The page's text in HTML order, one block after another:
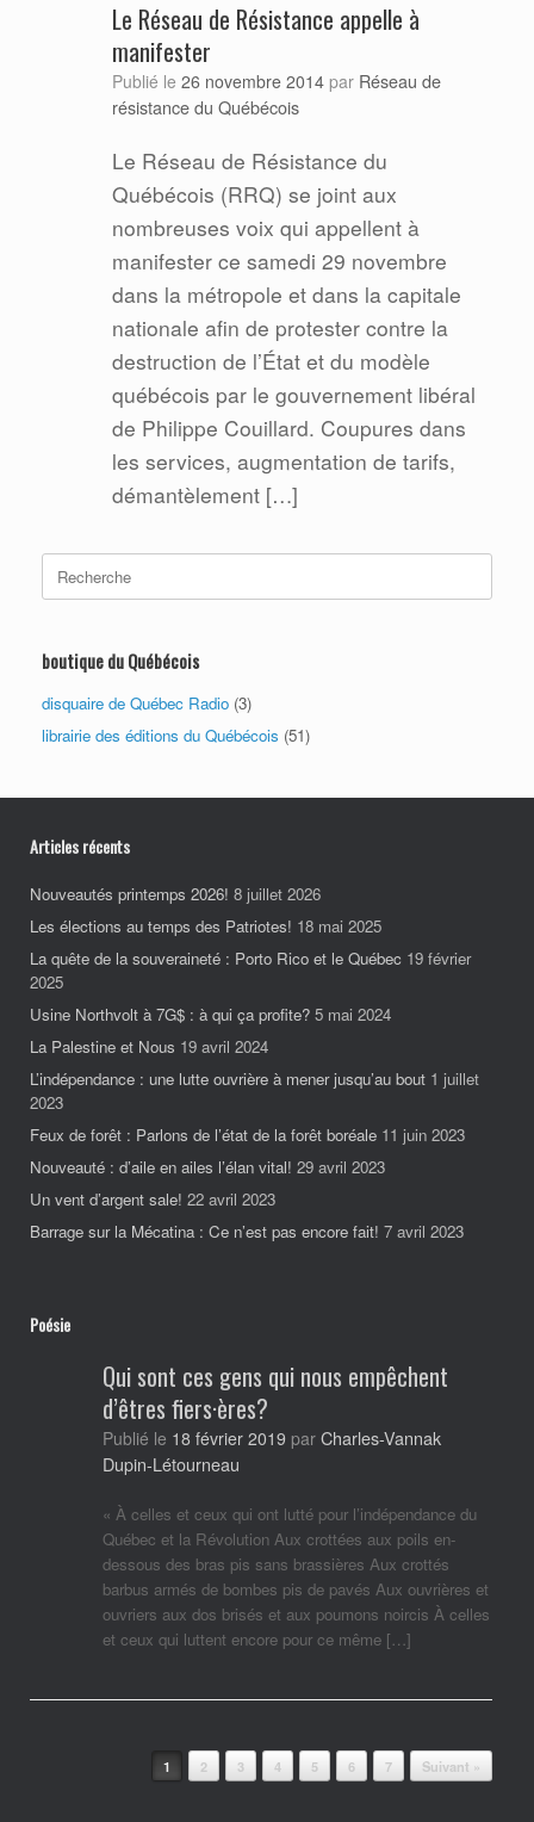
Le Réseau de Résistance appelle à
manifester
Publié le 26 novembre 2014 par Réseau de
résistance du Québécois
Le Réseau de Résistance du
Québécois (RRQ) se joint aux
nombreuses voix qui appellent à
manifester ce samedi 29 novembre
dans la métropole et dans la capitale
nationale afin de protester contre la
destruction de l’État et du modèle
québécois par le gouvernement libéral
de Philippe Couillard. Coupures dans
les services, augmentation de tarifs,
démantèlement […]
Search
for:
boutique du Québécois
disquaire de Québec Radio (3)
librairie des éditions du Québécois (51)
Articles récents
Nouveautés printemps 2026! 8 juillet 2026
Les élections au temps des Patriotes! 18 mai 2025
La quête de la souveraineté : Porto Rico et le Québec 19 février
2025
Usine Northvolt à 7G$ : à qui ça profite? 5 mai 2024
La Palestine et Nous 19 avril 2024
L’indépendance : une lutte ouvrière à mener jusqu’au bout 1 juillet
2023
Feux de forêt : Parlons de l’état de la forêt boréale 11 juin 2023
Nouveauté : d’aile en ailes l’élan vital! 29 avril 2023
Un vent d’argent sale! 22 avril 2023
Barrage sur la Mécatina : Ce n’est pas encore fait! 7 avril 2023
Poésie
Qui sont ces gens qui nous empêchent
d’êtres fiers·ères?
Publié le 18 février 2019 par Charles-Vannak
Dupin-Létourneau
« À celles et ceux qui ont lutté pour l’indépendance du
Québec et la Révolution Aux crottées aux poils en-
dessous des bras pis sans brassières Aux crottés
barbus armés de bombes pis de pavés Aux ouvrières et
ouvriers aux dos brisés et aux poumons noircis À celles
et ceux qui luttent encore pour ce même […]
1 2 3 4 5 6 7 Suivant »